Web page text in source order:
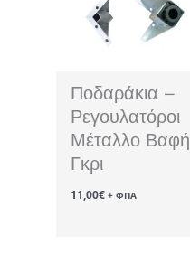
Ποδαράκια –
Ρεγουλατόροι
Μέταλλο Βαφή
Γκρι
11,00€ + ΦΠΑ